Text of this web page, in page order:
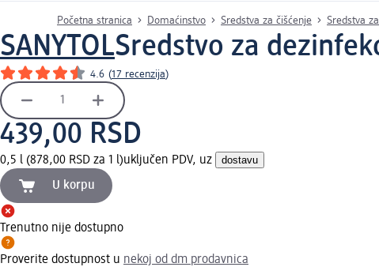
Početna stranica Domaćinstvo Sredstva za čišćenje Sredstva
SANYTOLSredstvo za
4.6 (17 recenzija)
439,00 RSD
0,5 l (878,00 RSD za 1 l)uključen PDV, uz dostavu
U korpu
Trenutno nije dostupno
Proverite dostupnost u nekoj od dm prodavnica